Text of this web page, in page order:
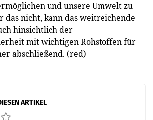
und unsere Umwelt zu
das nicht, kann das weitreichende
hinsichtlich der
mit wichtigen Rohstoffen für
abschließend. (red)
ARTIKEL